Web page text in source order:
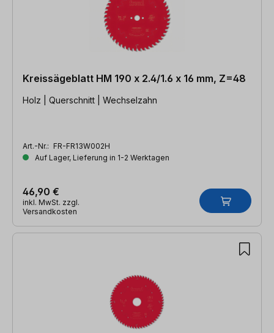
Kreissägeblatt HM 190 x 2.4/1.6 x 16 mm, Z=48
Holz | Querschnitt | Wechselzahn
Art.-Nr.: FR-FR13W002H
Auf Lager, Lieferung in 1-2 Werktagen
46,90 €
inkl. MwSt. zzgl.
Versandkosten